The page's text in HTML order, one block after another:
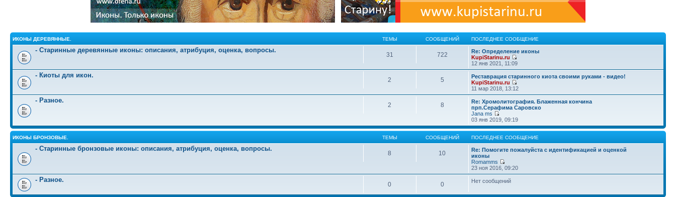
ИКОНЫ ДЕРЕВЯННЫЕ. ТЕМЫ СООБЩЕНИЙ ПОСЛЕДНЕЕ СООБЩЕНИЕ
- Старинные деревянные иконы: описания, атрибуция, оценка, вопросы.
31 722
Re: Определение иконы
KupiStarinu.ru
12 янв 2021, 11:09
- Киоты для икон.
2 5
Реставрация старинного киота своими руками - видео!
KupiStarinu.ru
11 мар 2018, 13:12
- Разное.
2 8
Re: Хромолитография. Блаженная кончина
прп.Серафима Саровско
Jana ms
03 янв 2019, 09:19
ИКОНЫ БРОНЗОВЫЕ. ТЕМЫ СООБЩЕНИЙ ПОСЛЕДНЕЕ СООБЩЕНИЕ
- Старинные бронзовые иконы: описания, атрибуция, оценка, вопросы.
8 10
Re: Помогите пожалуйста с идентификацией и оценкой
иконы
Romamms
23 ноя 2016, 09:20
- Разное.
0 0 Нет сообщений